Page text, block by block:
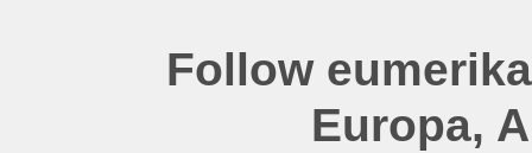
Follow
Europa,